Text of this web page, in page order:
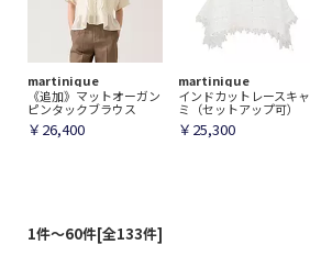
martinique
《追加》マットオーガン
ピンタックブラウス
￥26,400
martinique
インドカットレースキャ
ミ（セットアップ可）
￥25,300
1件～60件[全133件]